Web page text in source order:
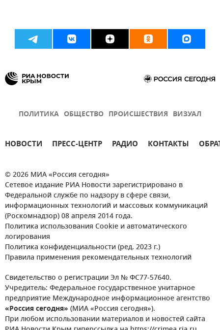
ПОЛИТИКА ОБЩЕСТВО ПРОИСШЕСТВИЯ ВИЗУАЛ
НОВОСТИ ПРЕСС-ЦЕНТР РАДИО КОНТАКТЫ
© 2026 МИА «Россия сегодня»
Сетевое издание РИА Новости зарегистрировано в
Федеральной службе по надзору в сфере связи,
информационных технологий и массовых коммуникаций
(Роскомнадзор) 08 апреля 2014 года.
Политика использования Cookie и автоматического
логирования
Политика конфиденциальности (ред. 2023 г.)
Правила применения рекомендательных технологий
Свидетельство о регистрации Эл № ФС77-57640.
Учредитель: Федеральное государственное унитарное
предприятие Международное информационное агентство
«Россия сегодня» (МИА «Россия сегодня»).
При любом использовании материалов и новостей сайта